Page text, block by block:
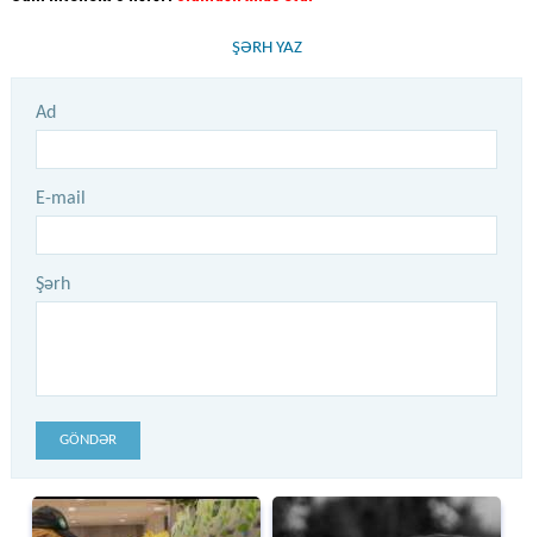
ŞƏRH YAZ
Ad
E-mail
Şərh
GÖNDƏR